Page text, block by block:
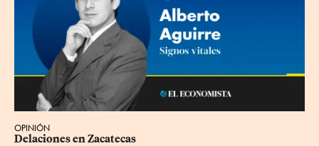
OPINIÓN
Delaciones en Zacatecas